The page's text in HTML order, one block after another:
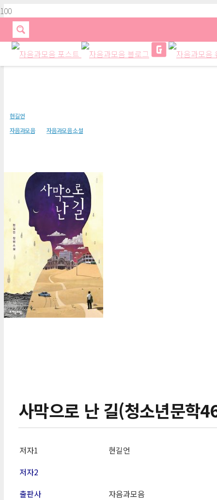
현길언
자음과모음
자음과모음 소설
사막으로 난 길(청소년문학
저자1
현길언
저자2
출판사
자음과모음